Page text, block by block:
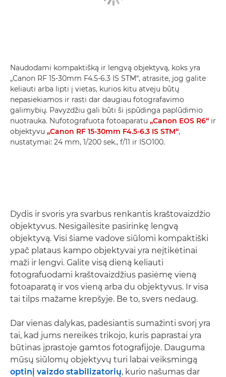
Naudodami kompaktišką ir lengvą objektyvą, koks yra
„Canon RF 15-30mm F4.5-6.3 IS STM“, atrasite, jog galite
keliauti arba lipti į vietas, kurios kitu atveju būtų
nepasiekiamos ir rasti dar daugiau fotografavimo
galimybių. Pavyzdžiu gali būti ši įspūdinga paplūdimio
nuotrauka. Nufotografuota fotoaparatu „Canon EOS R6“ ir
objektyvu „Canon RF 15-30mm F4.5-6.3 IS STM“,
nustatymai: 24 mm, 1/200 sek., f/11 ir ISO100.
Dydis ir svoris yra svarbus renkantis kraštovaizdžio
objektyvus. Nesigailėsite pasirinkę lengvą
objektyvą. Visi šiame vadove siūlomi kompaktiški
ypač plataus kampo objektyvai yra neįtikėtinai
maži ir lengvi. Galite visą dieną keliauti
fotografuodami kraštovaizdžius pasiėmę vieną
fotoaparatą ir vos vieną arba du objektyvus. Ir visa
tai tilps mažame krepšyje. Be to, svers nedaug.
Dar vienas dalykas, padėsiantis sumažinti svorį yra
tai, kad jums nereikės trikojo, kuris paprastai yra
būtinas įprastoje gamtos fotografijoje. Dauguma
mūsų siūlomų objektyvų turi labai veiksmingą
optinį vaizdo stabilizatorių, kurio našumas dar